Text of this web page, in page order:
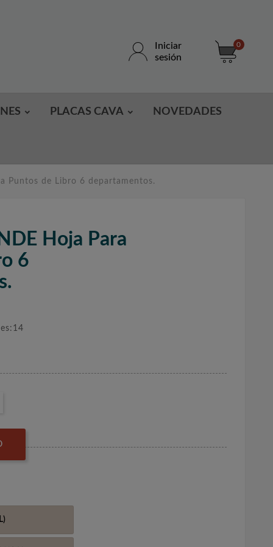
Iniciar
sesión
0
PLACAS CAVA NOVEDADES
Puntos de Libro 6 departamentos.
Hoja Para
6